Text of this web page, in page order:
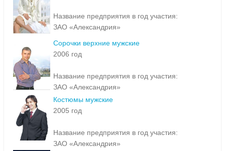
Название предприятия в год участия:
ЗАО «Александрия»
Сорочки верхние мужские
2006 год
Название предприятия в год участия:
ЗАО «Александрия»
Костюмы мужские
2005 год
Название предприятия в год участия:
ЗАО «Александрия»